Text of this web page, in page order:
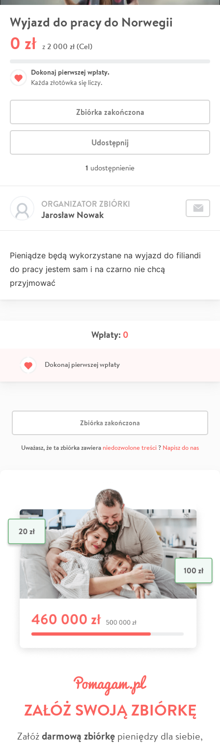
Wyjazd do pracy do Norwegii
0 zł z 2 000 zł (Cel)
Dokonaj pierwszej wpłaty.
Każda złotówka się liczy.
Zbiórka zakończona
Udostępnij
1 udostępnienie
Jarosław Nowak
ORGANIZATOR ZBIÓRKI
Pieniądze będą wykorzystane na wyjazd do filiandi
do pracy jestem sam i na czarno nie chcą
przyjmować
Wpłaty: 0
Dokonaj pierwszej wpłaty
Zbiórka zakończona
Uważasz, że ta zbiórka zawiera niedozwolone treści? Napisz do nas
ZAŁÓŻ SWOJĄ ZBIÓRKĘ
Załóżdarmową zbiórkę pieniędzy dla siebie,